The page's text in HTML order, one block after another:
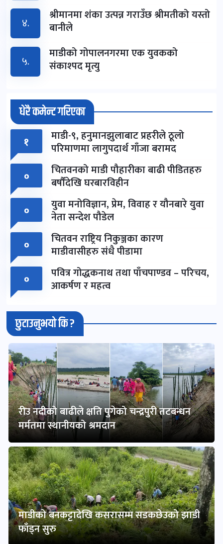
४.
श्रीमानमा शंका उत्पन्न गराउँछ श्रीमतीको यस्तो
बानीले
५.
माडीको गोपालनगरमा एक युवकको
संकाश्पद मृत्यु
धेरै कमेन्ट गरिएका
१ माडी-९, हनुमानझुलाबाट प्रहरीले ठूलो
परिमाणमा लागुपदार्थ गाँजा बरामद
०
चितवनको माडी पौहारीका बाढी पीडितहरु
बर्षौंदेखि घरबारविहीन
०
युवा मनोविज्ञान, प्रेम, विवाह र यौनबारे युवा
नेता सन्देश पौडेल
०
चितवन राष्ट्रिय निकुञ्जका कारण
माडीवासीहरु संधै पीडामा
०
पवित्र गोद्धकनाथ तथा पाँचपाण्डव – परिचय,
आकर्षण र महत्व
छुटाउनुभयो कि ?
रीउ नदीको बाढीले क्षति पुगेको चन्द्रपुरी तटबन्धन
मर्मतमा स्थानीयको श्रमदान
माडीको बनकट्टादेखि कसरासम्म सडकछेउको झाडी
फाँड्न सुरु